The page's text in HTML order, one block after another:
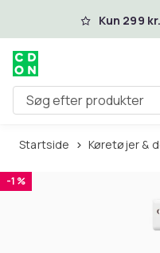
Spring til Kun 299
Søg efter produkter
Startside Køretøjer &
-1 %